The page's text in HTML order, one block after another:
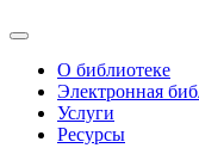
О библиотеке
Электронная
Услуги
Ресурсы